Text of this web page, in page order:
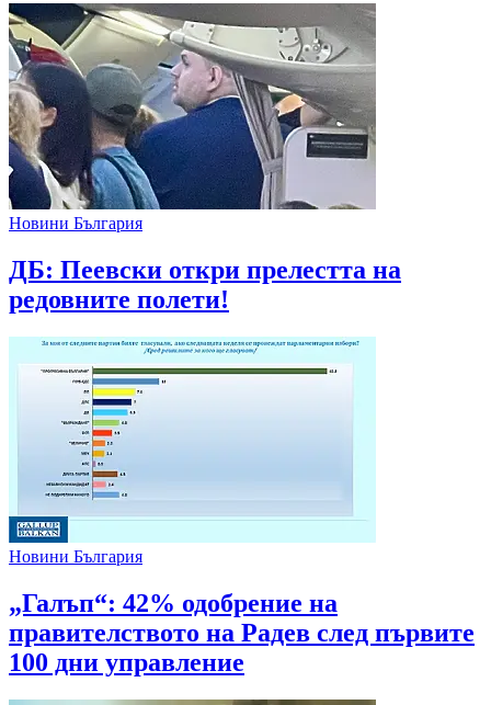
Новини България
ДБ: Пеевски откри прелестта на
редовните полети!
Новини България
„Галъп“: 42% одобрение на
правителството на Радев след първите
100 дни управление